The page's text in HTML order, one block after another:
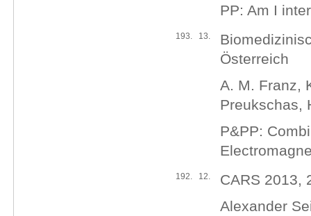
PP: Am I
193. 13.
Österreich
A. M. Franz,
Preukschas,
P&PP:
192. 12.
CARS 2013,
Alexander